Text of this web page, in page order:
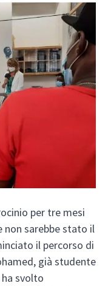
per tre mesi
non sarebbe stato il
il percorso di
già studente
svolto